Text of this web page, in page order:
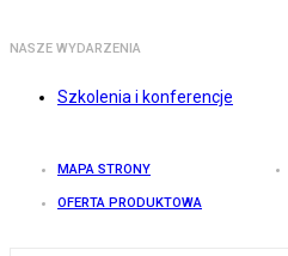
NASZE WYDARZENIA
Szkolenia i konferencje
MAPA STRONY
OFERTA PRODUKTOWA